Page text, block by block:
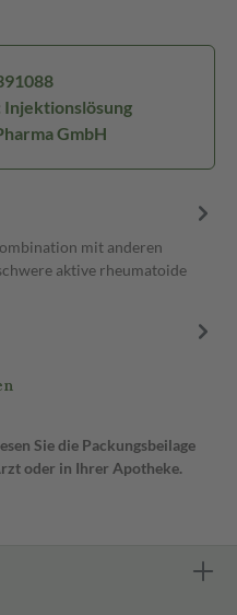
GmbH
mit anderen
aktive rheumatoide
Sie die Packungsbeilage
oder in Ihrer Apotheke.